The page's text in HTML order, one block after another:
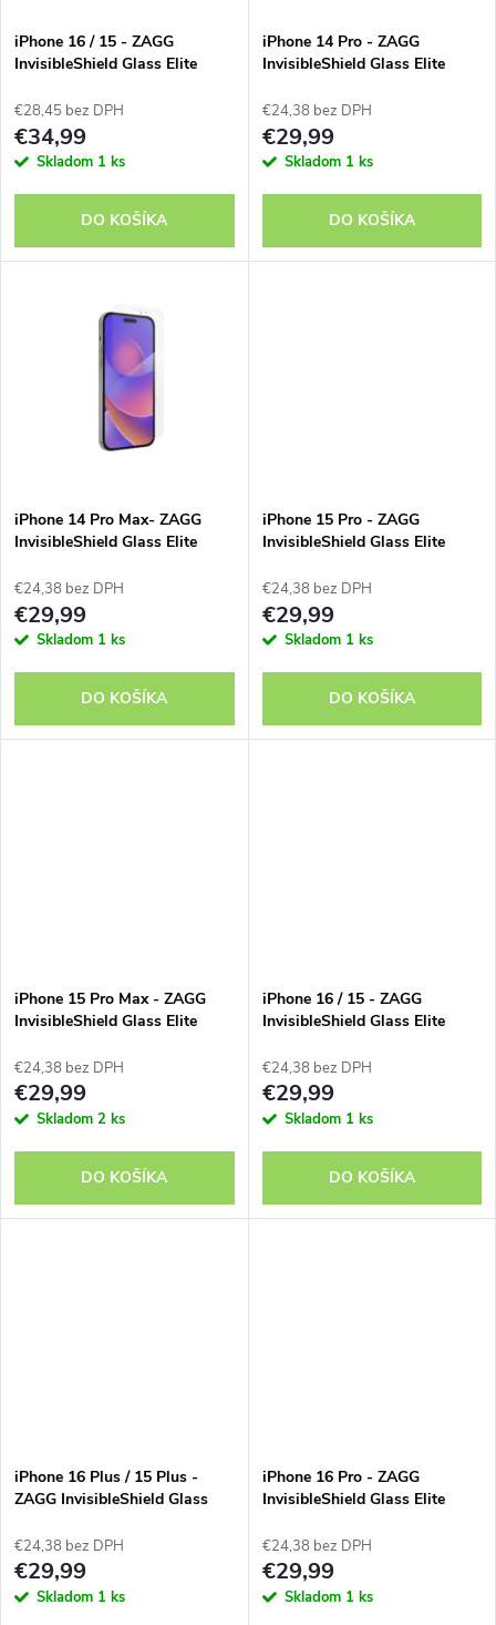
e
p
r
d
o
v
s
p
r
o
d
v
iPhone 16 / 15 - ZAGG
InvisibleShield Glass Elite
€28,45 bez DPH
€34,99
Skladom 1 ks
DO KOŠÍKA
iPhone 14 Pro - ZAGG
InvisibleShield Glass Elite
€24,38 bez DPH
€29,99
Skladom 1 ks
DO KOŠÍKA
iPhone 14 Pro Max- ZAGG
InvisibleShield Glass Elite
€24,38 bez DPH
€29,99
Skladom 1 ks
DO KOŠÍKA
iPhone 15 Pro - ZAGG
InvisibleShield Glass Elite
€24,38 bez DPH
€29,99
Skladom 1 ks
DO KOŠÍKA
iPhone 15 Pro Max - ZAGG
InvisibleShield Glass Elite
€24,38 bez DPH
€29,99
Skladom 2 ks
DO KOŠÍKA
iPhone 16 / 15 - ZAGG
InvisibleShield Glass Elite
€24,38 bez DPH
€29,99
Skladom 1 ks
DO KOŠÍKA
iPhone 16 Plus / 15 Plus -
ZAGG InvisibleShield Glass
€24,38 bez DPH
€29,99
Skladom 1 ks
iPhone 16 Pro - ZAGG
InvisibleShield Glass Elite
€24,38 bez DPH
€29,99
Skladom 1 ks